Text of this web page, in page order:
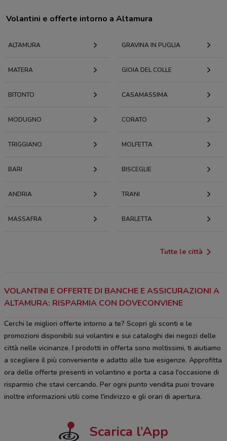
Volantini e offerte intorno a Altamura
ALTAMURA GRAVINA IN PUGLIA
MATERA GIOIA DEL COLLE
BITONTO CASAMASSIMA
MODUGNO CORATO
TRIGGIANO MOLFETTA
BARI BISCEGLIE
ANDRIA TRANI
MASSAFRA BARLETTA
Tutte le città
VOLANTINI E OFFERTE DI BANCHE E ASSICURAZIONI A
ALTAMURA: RISPARMIA CON DOVECONVIENE
Cerchi le migliori offerte intorno a te? Scopri gli sconti e le
promozioni disponibili sui volantini e sui cataloghi dei negozi delle
città nelle vicinanze. I prodotti in offerta sono moltissimi, ti aiutiamo
a scegliere il più conveniente e adatto alle tue esigenze. Approfitta
ora delle offerte presenti in volantino e porta a casa l'occasione di
risparmio che stavi cercando. Per ogni punto vendita puoi trovare
inoltre informazioni utili come l'indirizzo e gli orari di apertura.
Scarica l’App